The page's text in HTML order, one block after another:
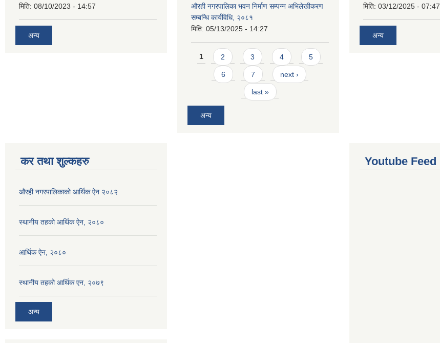
मिति: 08/10/2023 - 14:57
अन्य
औरही नगरपालिका भवन निर्माण सम्पन्न अभिलेखीकरण
सम्बन्धि कार्यविधि, २०८१
मिति: 05/13/2025 - 14:27
Pages
1 2 3 4 5
6 7 next ›
last »
अन्य
मिति: 03/12/2025 - 07:47
अन्य
कर तथा शुल्कहरु
औरही नगरपालिकाको आर्थिक ऐन २०८२
स्थानीय तहको आर्थिक ऐन, २०८०
आर्थिक ऐन, २०८०
स्थानीय तहको आर्थिक एन, २०७९
अन्य
Youtube Feed